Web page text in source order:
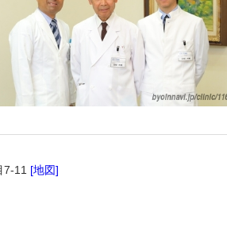
7-11 [地図]